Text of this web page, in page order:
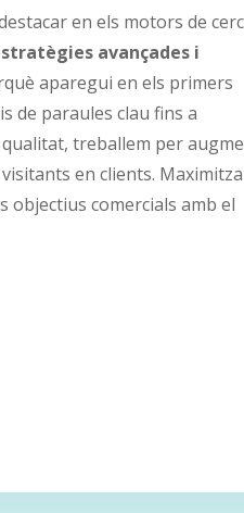
en els motors de
avançades i
aparegui en els primers
de paraules clau fins a
qualitat, treballem per
en clients.
objectius comercials amb el